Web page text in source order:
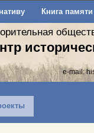
Книга памяти
e-mail: